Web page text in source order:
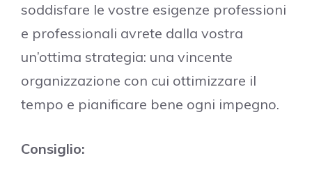
soddisfare le vostre esigenze professioni
e professionali avrete dalla vostra
un’ottima strategia: una vincente
organizzazione con cui ottimizzare il
tempo e pianificare bene ogni impegno.
Consiglio: